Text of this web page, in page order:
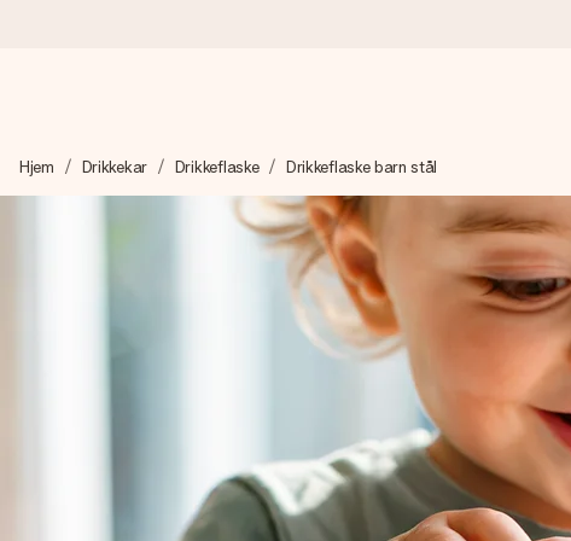
Vi lager dine gaver med omtanke og sender den avgårde så raskt
4,5 (basert på +15 000 anmeldelser)
Gavene våre inspirerer. Kundene gir oss 4,5 på Google Reviews.
Lag noe unikt med bare noen få steg - med hennes navn, et
Hjem Drikkekar Drikkeflaske Drikkeflaske barn stål